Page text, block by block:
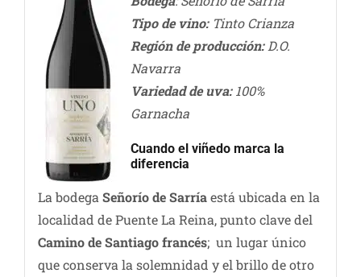
Tipo de vino:Tinto Crianza
Región de producción:D.O.
Navarra
Variedad de uva:100%
Garnacha
Cuando el viñedo marca la
diferencia
La bodega Señorío de Sarríaestá ubicada en la
localidad de Puente La Reina, punto clave del
Camino de Santiago francés; un lugar único
que conserva la solemnidad y el brillo de otro